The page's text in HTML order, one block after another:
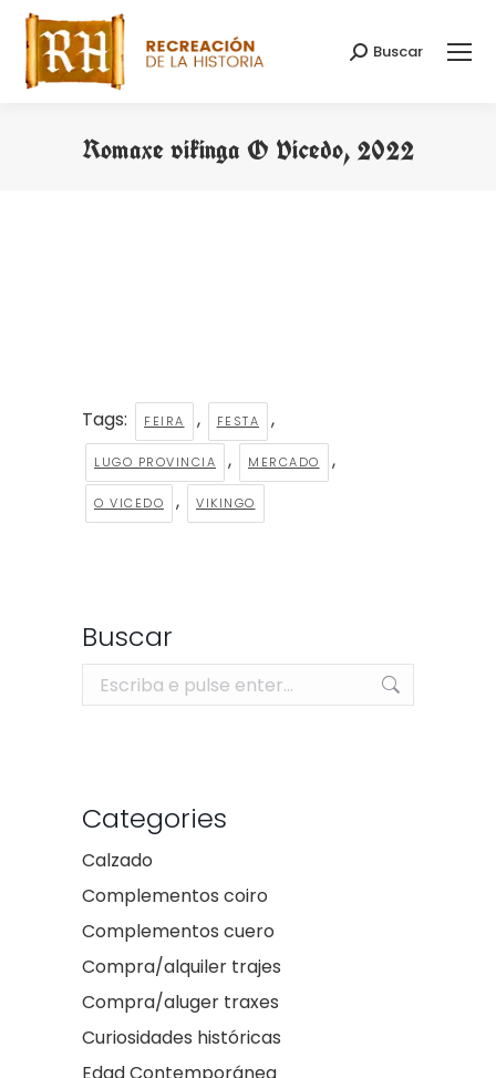
Search:
Buscar
Romaxe vikinga O Vicedo, 2022
Tags: FEIRA , FESTA ,
LUGO PROVINCIA , MERCADO ,
O VICEDO , VIKINGO
Buscar
Search:
Categories
Calzado
Complementos coiro
Complementos cuero
Compra/alquiler trajes
Compra/aluger traxes
Curiosidades históricas